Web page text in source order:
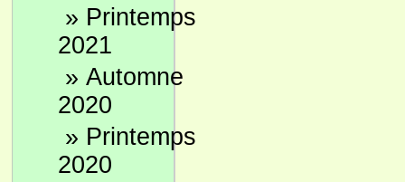
» Printemps
2021
» Automne
2020
» Printemps
2020